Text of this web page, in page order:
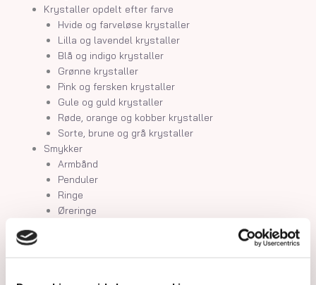
Krystaller opdelt efter farve
Hvide og farveløse krystaller
Lilla og lavendel krystaller
Blå og indigo krystaller
Grønne krystaller
Pink og fersken krystaller
Gule og guld krystaller
Røde, orange og kobber krystaller
Sorte, brune og grå krystaller
Smykker
Armbånd
Penduler
Ringe
Øreringe
Skåle og fade